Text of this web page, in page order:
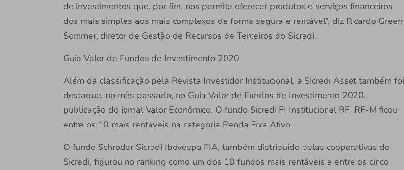
de investimentos que, por fim, nos permite oferecer produtos e serviços financeiros
dos mais simples aos mais complexos de forma segura e rentável”, diz Ricardo Green
Sommer, diretor de Gestão de Recursos de Terceiros do Sicredi.
Guia Valor de Fundos de Investimento 2020
Além da classificação pela Revista Investidor Institucional, a Sicredi Asset também foi
destaque, no mês passado, no Guia Valor de Fundos de Investimento 2020,
publicação do jornal Valor Econômico. O fundo Sicredi FI Institucional RF IRF-M ficou
entre os 10 mais rentáveis na categoria Renda Fixa Ativo.
O fundo Schroder Sicredi Ibovespa FIA, também distribuído pelas cooperativas do
Sicredi, figurou no ranking como um dos 10 fundos mais rentáveis e entre os cinco